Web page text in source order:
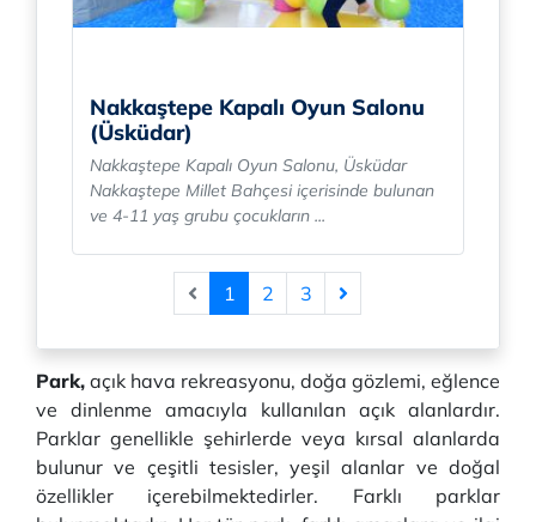
Nakkaştepe Kapalı Oyun Salonu
(Üsküdar)
Nakkaştepe Kapalı Oyun Salonu, Üsküdar
Nakkaştepe Millet Bahçesi içerisinde bulunan
ve 4-11 yaş grubu çocukların ...
1 2 3
Park, açık hava rekreasyonu, doğa gözlemi, eğlence
ve dinlenme amacıyla kullanılan açık alanlardır.
Parklar genellikle şehirlerde veya kırsal alanlarda
bulunur ve çeşitli tesisler, yeşil alanlar ve doğal
özellikler içerebilmektedirler. Farklı parklar